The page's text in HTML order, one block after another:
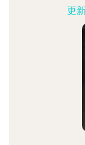
更